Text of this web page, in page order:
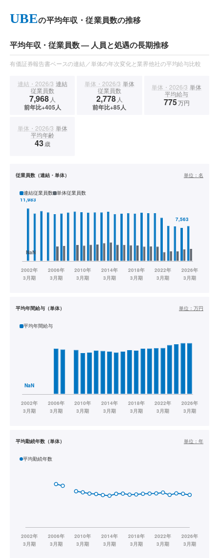
UBEの平均年収・従業員数の推移
平均年収・従業員数 — 人員と処遇の長期推移
有価証券報告書ベースの連結／単体の年次変化と業界他社の平均給与比較
連結・2026/3 連結
従業員数
7,968 人
前年比+405人
単体・2026/3 単体
従業員数
2,778 人
前年比+85人
単体・2026/3 単体
平均給与
775万円
単体・2026/3 単体
平均年齢
43歳
従業員数（連結・単体） 単位： 名
連結従業員数 単体従業員数
平均年間給与（単体） 単位： 万円
平均年間給与
平均勤続年数（単体） 単位： 年
平均勤続年数